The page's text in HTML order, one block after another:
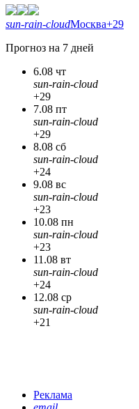
sun-rain-cloudМосква+29
Прогноз на 7 дней
6.08 чт
sun-rain-cloud
+29
7.08 пт
sun-rain-cloud
+29
8.08 сб
sun-rain-cloud
+24
9.08 вс
sun-rain-cloud
+23
10.08 пн
sun-rain-cloud
+23
11.08 вт
sun-rain-cloud
+24
12.08 ср
sun-rain-cloud
+21
Реклама